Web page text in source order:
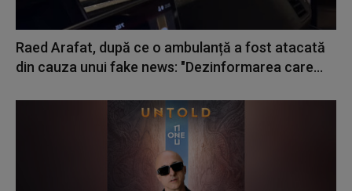
Raed Arafat, după ce o ambulanță a fost atacată
din cauza unui fake news: "Dezinformarea care...